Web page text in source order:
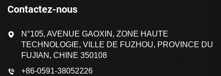
Contactez-nous
N°105, AVENUE GAOXIN, ZONE HAUTE
TECHNOLOGIE, VILLE DE FUZHOU, PROVINCE DU
FUJIAN, CHINE 350108
+86-0591-38052226